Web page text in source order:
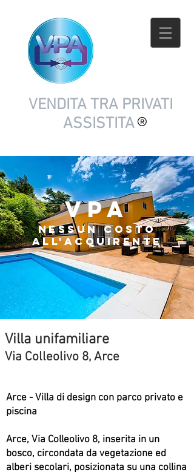
VENDITA TRA PRIVATI
ASSISTITA
VPA
nessun costo
all'acquirente
Villa unifamiliare
Via Colleolivo 8, Arce
Arce - Villa di design con parco privato e
piscina
Arce, Via Colleolivo 8, inserita in un
bosco, circondata da vegetazione ed
alberi secolari, posizionata su una collina